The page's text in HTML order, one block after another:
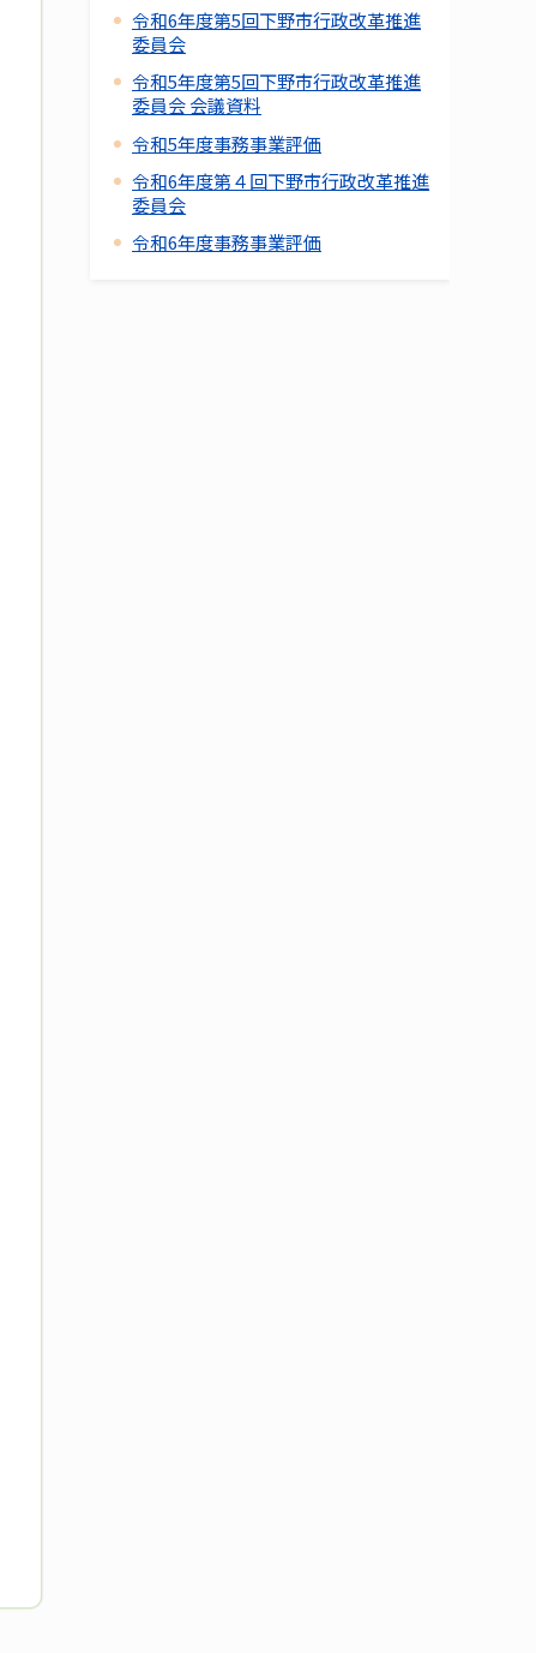
令和6年度第5回下野市行政改革推進
委員会
令和5年度第5回下野市行政改革推進
委員会 会議資料
令和5年度事務事業評価
令和6年度第４回下野市行政改革推進
委員会
令和6年度事務事業評価